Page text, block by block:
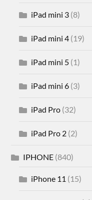
iPad mini 3 (8)
iPad mini 4 (19)
iPad mini 5 (1)
iPad mini 6 (3)
iPad Pro (32)
iPad Pro 2 (2)
IPHONE (840)
iPhone 11 (15)